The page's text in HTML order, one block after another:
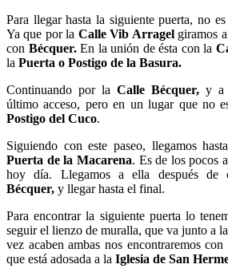
Para llegar hasta la siguiente puerta, no
Ya que por la Calle Vib Arragelgiramos a
con Bécquer.En la unión de ésta con la
la Puerta o Postigo de la Basura.
Continuando por la Calle Bécquer, y a
último acceso, pero en un lugar que no
Postigo del Cuco.
Siguiendo con este paseo, llegamos
Puerta de la Macarena. Es de los pocos
hoy día. Llegamos a ella después de
Bécquer, y llegar hasta el final.
Para encontrar la siguiente puerta lo
seguir el lienzo de muralla, que va junto a la
vez acaben ambas nos encontraremos con
que está adosada a la Iglesia de San